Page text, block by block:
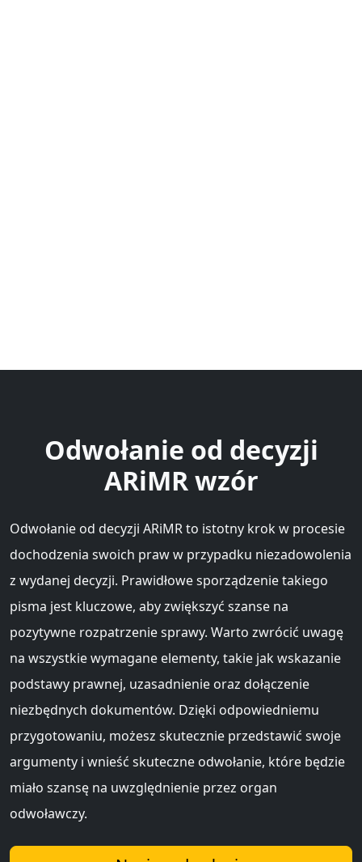
Odwołanie od decyzji
ARiMR wzór
Odwołanie od decyzji ARiMR to istotny krok w procesie
dochodzenia swoich praw w przypadku niezadowolenia
z wydanej decyzji. Prawidłowe sporządzenie takiego
pisma jest kluczowe, aby zwiększyć szanse na
pozytywne rozpatrzenie sprawy. Warto zwrócić uwagę
na wszystkie wymagane elementy, takie jak wskazanie
podstawy prawnej, uzasadnienie oraz dołączenie
niezbędnych dokumentów. Dzięki odpowiedniemu
przygotowaniu, możesz skutecznie przedstawić swoje
argumenty i wnieść skuteczne odwołanie, które będzie
miało szansę na uwzględnienie przez organ
odwoławczy.